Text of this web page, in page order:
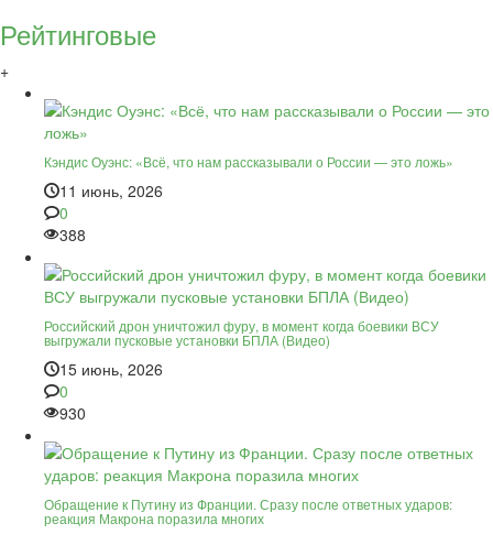
Рейтинговые
+
Кэндис Оуэнс: «Всё, что нам рассказывали о России — это ложь»
11 июнь, 2026
0
388
Российский дрон уничтожил фуру, в момент когда боевики ВСУ
выгружали пусковые установки БПЛА (Видео)
15 июнь, 2026
0
930
Обращение к Путину из Франции. Сразу после ответных ударов:
реакция Макрона поразила многих